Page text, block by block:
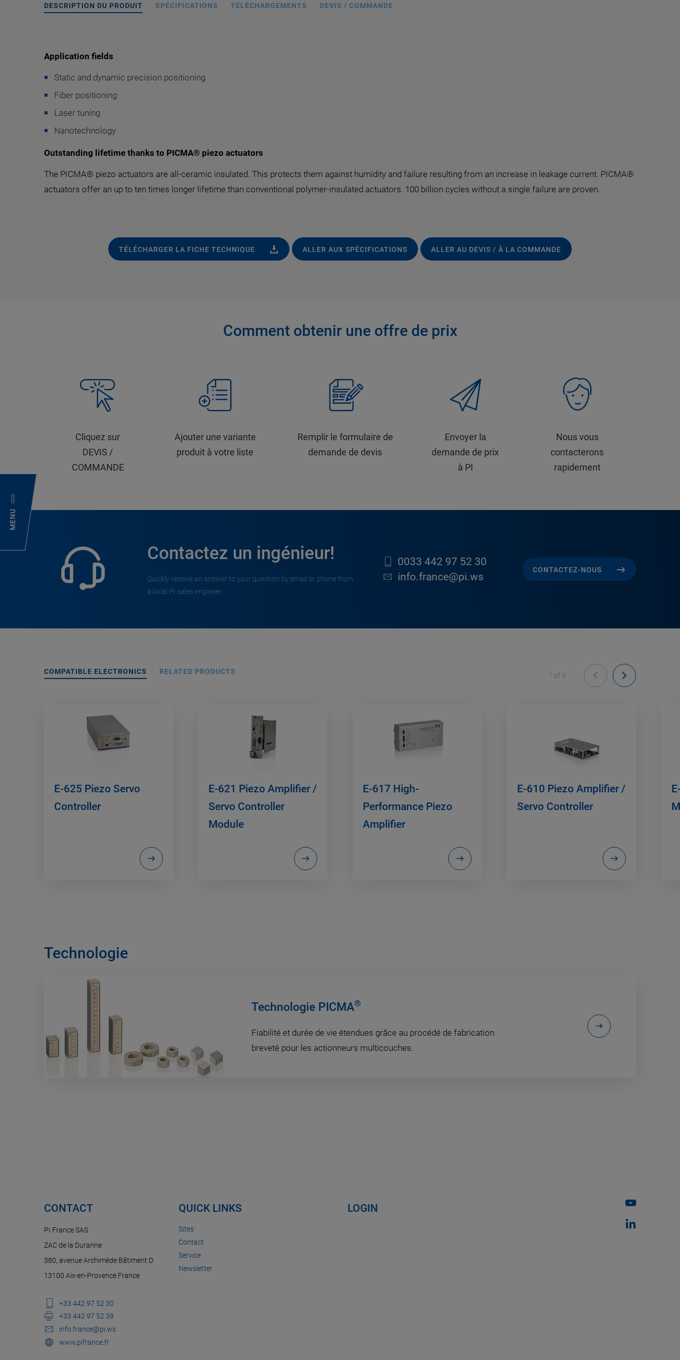
MENU
DESCRIPTION DU PRODUIT SPÉCIFICATIONS TÉLÉCHARGEMENTS DEVIS / COMMANDE
Application fields
Static and dynamic precision positioning
Fiber positioning
Laser tuning
Nanotechnology
Outstanding lifetime thanks to PICMA® piezo actuators
The PICMA® piezo actuators are all-ceramic insulated. This protects them against humidity and failure resulting from an increase in leakage current. PICMA®
actuators offer an up to ten times longer lifetime than conventional polymer-insulated actuators. 100 billion cycles without a single failure are proven.
TÉLÉCHARGER LA FICHE TECHNIQUE ALLER AUX SPÉCIFICATIONS ALLER AU DEVIS / À LA COMMANDE
Comment obtenir une offre de prix
Cliquez sur
DEVIS /
COMMANDE
Ajouter une variante
produit à votre liste
Remplir le formulaire de
demande de devis
Envoyer la
demande de prix
à PI
Nous vous
contacterons
rapidement
Contactez un ingénieur!
Quickly receive an answer to your question by email or phone from
a local PI sales engineer.
0033 442 97 52 30
info.france@pi.ws
CONTACTEZ-NOUS
COMPATIBLE ELECTRONICS RELATED PRODUCTS 1 of 6
E-625 Piezo Servo
Controller
E-621 Piezo Amplifier /
Servo Controller
Module
E-617 High-
Performance Piezo
Amplifier
E-610 Piezo Amplifier /
Servo Controller
Technologie
Technologie PICMA®
Fiabilité et durée de vie étendues grâce au procédé de fabrication
breveté pour les actionneurs multicouches.
CONTACT
PI France SAS
ZAC de la Duranne
380, avenue Archimède Bâtiment D
13100 Aix-en-Provence France
+33 442 97 52 30
+33 442 97 52 39
info.france@pi.ws
www.pifrance.fr
QUICK LINKS
Sites
Contact
Service
Newsletter
LOGIN